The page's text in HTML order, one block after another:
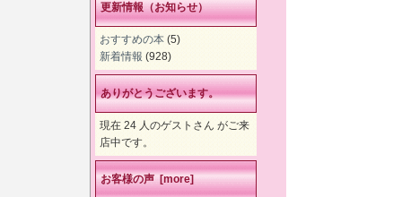
更新情報（お知らせ）
おすすめの本 (5)
新着情報 (928)
ありがとうございます。
現在 24 人のゲストさん がご来
店中です。
お客様の声 [more]